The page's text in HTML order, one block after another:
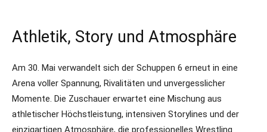
Athletik, Story und Atmosphäre
Am 30. Mai verwandelt sich der Schuppen 6 erneut in eine
Arena voller Spannung, Rivalitäten und unvergesslicher
Momente. Die Zuschauer erwartet eine Mischung aus
athletischer Höchstleistung, intensiven Storylines und der
einzigartigen Atmosphäre, die professionelles Wrestling